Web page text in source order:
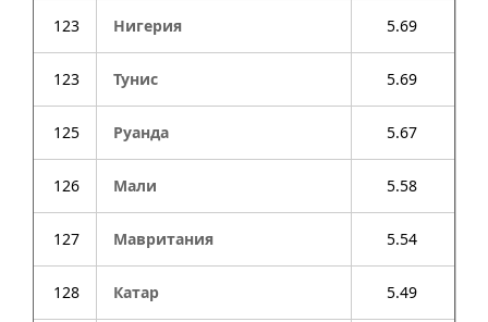
123 Нигерия 5.69
123 Тунис 5.69
125 Руанда 5.67
126 Мали 5.58
127 Мавритания 5.54
128 Катар 5.49